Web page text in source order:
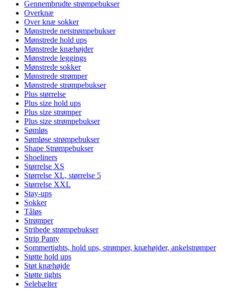
Gennembrudte strømpebukser
Overknæ
Over knæ sokker
Mønstrede netstrømpebukser
Mønstrede hold ups
Mønstrede knæhøjder
Mønstrede leggings
Mønstrede sokker
Mønstrede strømper
Mønstrede strømpebukser
Plus størrelse
Plus size hold ups
Plus size strømper
Plus size strømpebukser
Sømløs
Sømløse strømpebukser
Shape Strømpebukser
Shoeliners
Størrelse XS
Størrelse XL, størrelse 5
Størrelse XXL
Stay-ups
Sokker
Tåløs
Strømper
Stribede strømpebukser
Strip Panty
Sommertights, hold ups, strømper, knæhøjder, ankelstrømper
Støtte hold ups
Støt knæhøjde
Støtte tights
Selebælter